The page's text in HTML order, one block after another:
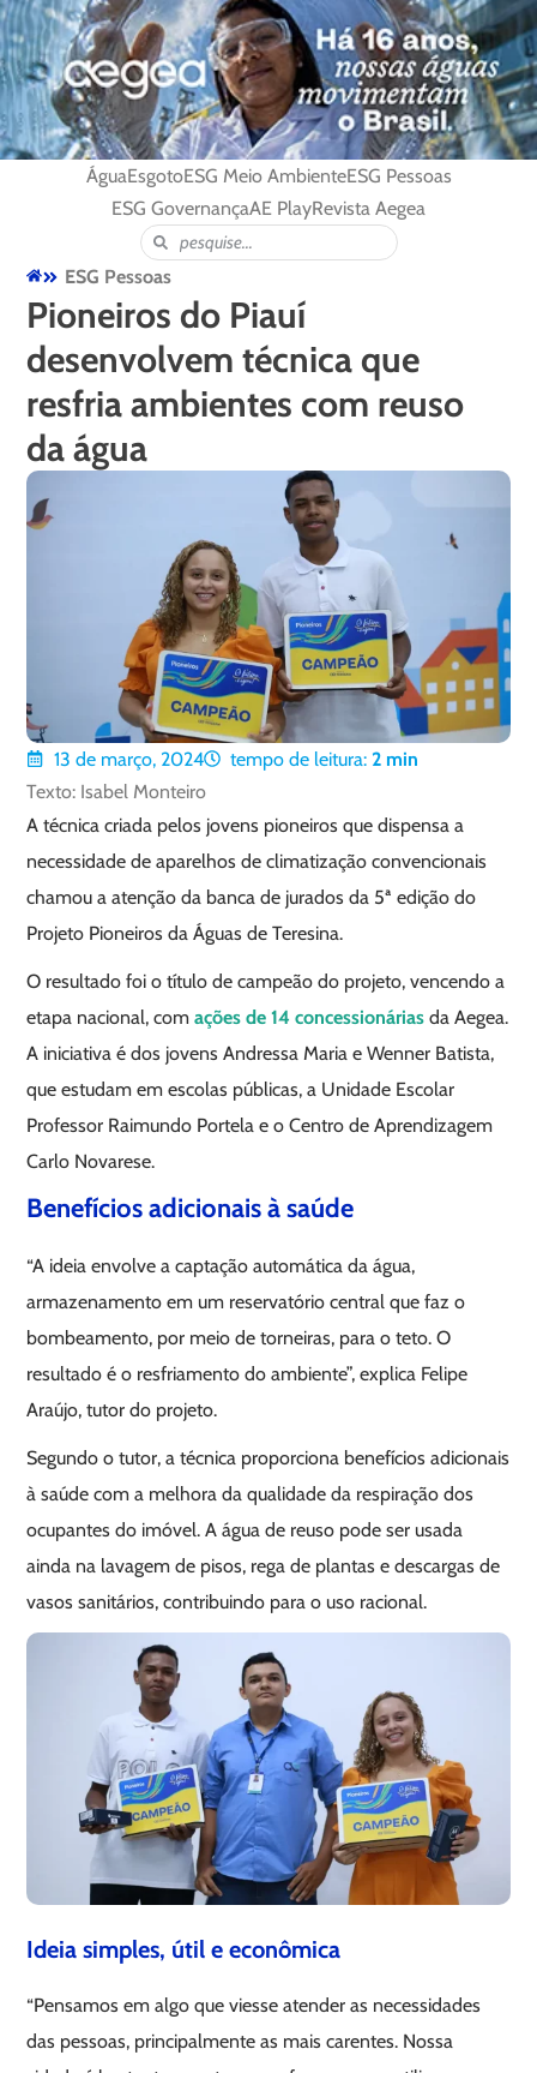
ÁguaEsgotoESG Meio AmbienteESG Pessoas
ESG GovernançaAE PlayRevista Aegea
ESG Pessoas
Pioneiros do Piauí
desenvolvem técnica que
resfria ambientes com reuso
da água
13 de março, 2024 tempo de leitura: 2 min
Texto: Isabel Monteiro
A técnica criada pelos jovens pioneiros que dispensa a
necessidade de aparelhos de climatização convencionais
chamou a atenção da banca de jurados da 5ª edição do
Projeto Pioneiros da Águas de Teresina.
O resultado foi o título de campeão do projeto, vencendo a
etapa nacional, comações de 14 concessionárias da Aegea.
A iniciativa é dos jovens Andressa Maria e Wenner Batista,
que estudam em escolas públicas, a Unidade Escolar
Professor Raimundo Portela e o Centro de Aprendizagem
Carlo Novarese.
Benefícios adicionais à saúde
“A ideia envolve a captação automática da água,
armazenamento em um reservatório central que faz o
bombeamento, por meio de torneiras, para o teto. O
resultado é o resfriamento do ambiente”, explica Felipe
Araújo, tutor do projeto.
Segundo o tutor, a técnica proporciona benefícios adicionais
à saúde com a melhora da qualidade da respiração dos
ocupantes do imóvel. A água de reuso pode ser usada
ainda na lavagem de pisos, rega de plantas e descargas de
vasos sanitários, contribuindo para o uso racional.
Ideia simples, útil e econômica
“Pensamos em algo que viesse atender as necessidades
das pessoas, principalmente as mais carentes. Nossa